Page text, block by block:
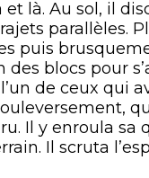
là. Au sol, il
parallèles.
puis
blocs pour
de ceux qui
Il y enroula sa
Il scruta